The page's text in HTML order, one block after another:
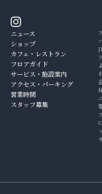
ニュース
ショップ
カフェ・レストラン
フロアガイド
サービス・施設案内
アクセス・パーキング
営業時間
スタッフ募集